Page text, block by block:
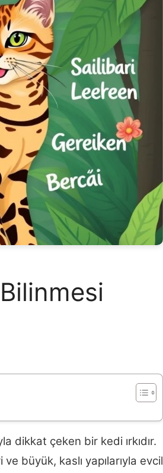
dikkat çeken bir kedi ırkıdır.
büyük, kaslı yapılarıyla evcil